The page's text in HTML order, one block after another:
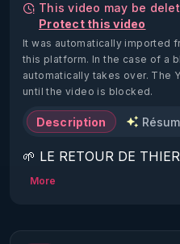
This video may be
Protect this video
It was automatically imported
this platform. In the case of a
automatically takes over. The
until the video is blocked.
Description
🌱 LE RETOUR DE
2022)!
https://www.rgnr.fr/
More